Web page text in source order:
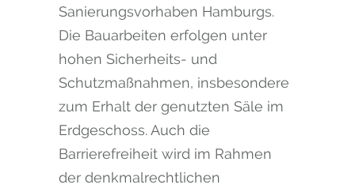
Sanierungsvorhaben Hamburgs.
Die Bauarbeiten erfolgen unter
hohen Sicherheits- und
Schutzmaßnahmen, insbesondere
zum Erhalt der genutzten Säle im
Erdgeschoss. Auch die
Barrierefreiheit wird im Rahmen
der denkmalrechtlichen